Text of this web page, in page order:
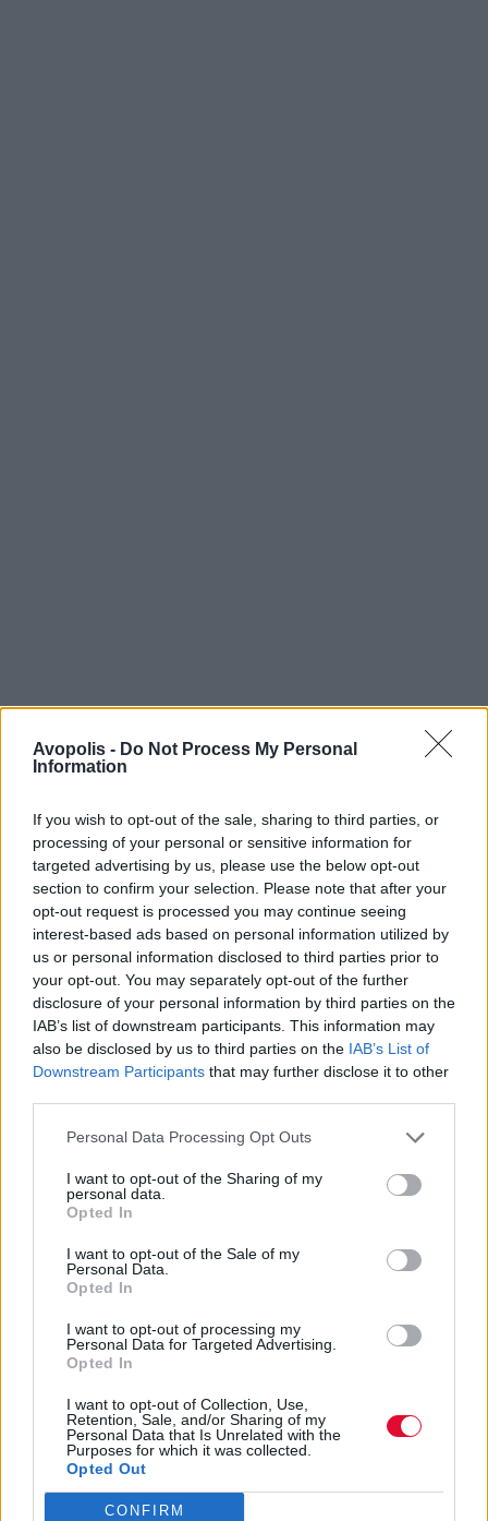
Avopolis - Do Not Process My Personal
Information
If you wish to opt-out of the sale, sharing to third parties, or
processing of your personal or sensitive information for
targeted advertising by us, please use the below opt-out
section to confirm your selection. Please note that after your
opt-out request is processed you may continue seeing
interest-based ads based on personal information utilized by
us or personal information disclosed to third parties prior to
your opt-out. You may separately opt-out of the further
disclosure of your personal information by third parties on the
IAB’s list of downstream participants. This information may
also be disclosed by us to third parties on the IAB’s List of
Downstream Participants that may further disclose it to other
Personal Data Processing Opt Outs
I want to opt-out of the Sharing of my
personal data.
Opted In
I want to opt-out of the Sale of my
Personal Data.
Opted In
I want to opt-out of processing my
Personal Data for Targeted Advertising.
Opted In
I want to opt-out of Collection, Use,
Retention, Sale, and/or Sharing of my
Personal Data that Is Unrelated with the
Purposes for which it was collected.
Opted Out
CONFIRM